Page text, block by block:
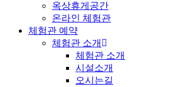
옥상휴게공간
온라인 체험관
체험관 예약
체험관 소개
체험관 소개
시설소개
오시는길